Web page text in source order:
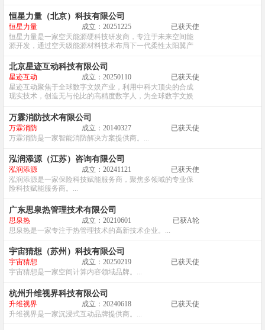
恒星力量（北京）科技有限公司
恒星力量 成立：20251225
已获天使
恒星力量是一家空天能源硬科技研发商，专注于未来空间能
源开发，通过空天级能源材料技术布局下一代柔性太阳翼产
北京星迹互动科技有限公司
星迹互动 成立：20250110
已获天使
星迹互动聚焦于全球数字文娱产业，利用中科大顶尖的合成
现实技术，创造无与伦比的高精度数字人，为全球数字文娱
万霖消防技术有限公司
万霖消防 成立：20140327
已获天使
万霖消防是一家智能消防解决方案提供商。...
泓润添源（江苏）咨询有限公司
泓润添源 成立：20241121
已获天使
泓润添源是一家保险科技赋能服务商，聚焦多领域的专业保
险科技赋能服务商。...
广东思泉热管理技术有限公司
思泉热 成立：20210601
已获A轮
思泉热是一家专注于热管理技术的高新技术企业。...
宇宙猜想（苏州）科技有限公司
宇宙猜想 成立：20250219
已获天使
宇宙猜想是一家空间计算内容领域品牌。...
杭州升维视界科技有限公司
升维视界 成立：20240618
已获天使
升维视界是一家沉浸式互动品牌提供商。...